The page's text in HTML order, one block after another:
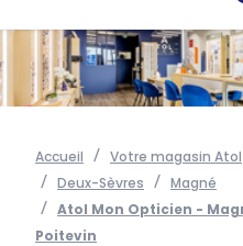
Accueil Votre magasin Atol
Deux-Sèvres
Magné
Atol Mon Opticien -
Poitevin